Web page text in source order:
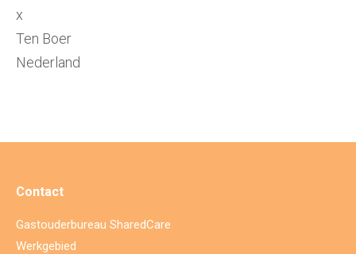
x
Ten Boer
Nederland
Contact
Gastouderbureau SharedCare
Werkgebied